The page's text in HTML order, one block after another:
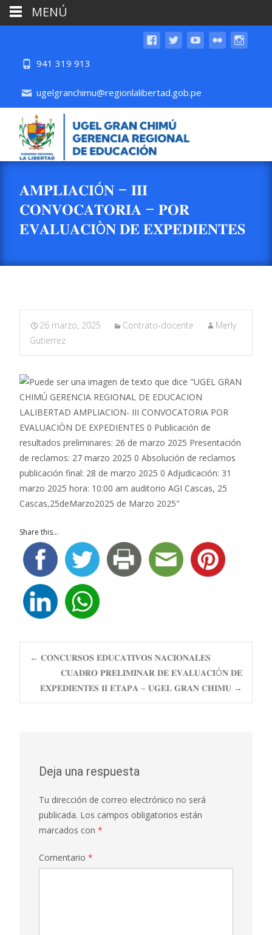
941 319 913
ugelgranchimu@regionlalibertad.gob.pe
𝐀𝐌𝐏𝐋𝐈𝐀𝐂𝐈Ó𝐍 – 𝐈𝐈𝐈
𝐂𝐎𝐍𝐕𝐎𝐂𝐀𝐓𝐎𝐑𝐈𝐀 – 𝐏𝐎𝐑
𝐄𝐕𝐀𝐋𝐔𝐀𝐂𝐈Ò𝐍 𝐃𝐄 𝐄𝐗𝐏𝐄𝐃𝐈𝐄𝐍𝐓𝐄𝐒
26 marzo, 2025 Contrato-docente
Merly
Gutierrez
Share this...
Navegación
de
← 𝐂𝐎𝐍𝐂𝐔𝐑𝐒𝐎𝐒 𝐄𝐃𝐔𝐂𝐀𝐓𝐈𝐕𝐎𝐒 𝐍𝐀𝐂𝐈𝐎𝐍𝐀𝐋𝐄𝐒
𝐂𝐔𝐀𝐃𝐑𝐎 𝐏𝐑𝐄𝐋𝐈𝐌𝐈𝐍𝐀𝐑 𝐃𝐄 𝐄𝐕𝐀𝐋𝐔𝐀𝐂𝐈Ó𝐍 𝐃𝐄
𝐄𝐗𝐏𝐄𝐃𝐈𝐄𝐍𝐓𝐄𝐒 𝐈𝐈 𝐄𝐓𝐀𝐏𝐀 – 𝐔𝐆𝐄𝐋 𝐆𝐑𝐀𝐍 𝐂𝐇𝐈𝐌𝐔 →
Deja una respuesta
Tu dirección de correo electrónico no será
publicada. Los campos obligatorios están
marcados con *
Comentario *
MENÚ